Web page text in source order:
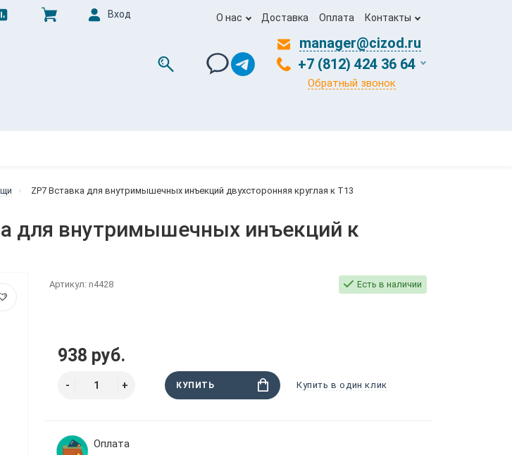
Вход О нас Доставка Оплата Контакты
manager@cizod.ru
+7 (812) 424 36 64
Обратный звонок
ZP7 Вставка для внутримышечных инъекций двухсторонняя круглая к Т13
для внутримышечных инъекций к
Артикул: n4428 Есть в наличии
938 руб.
КУПИТЬ Купить в один клик
Оплата